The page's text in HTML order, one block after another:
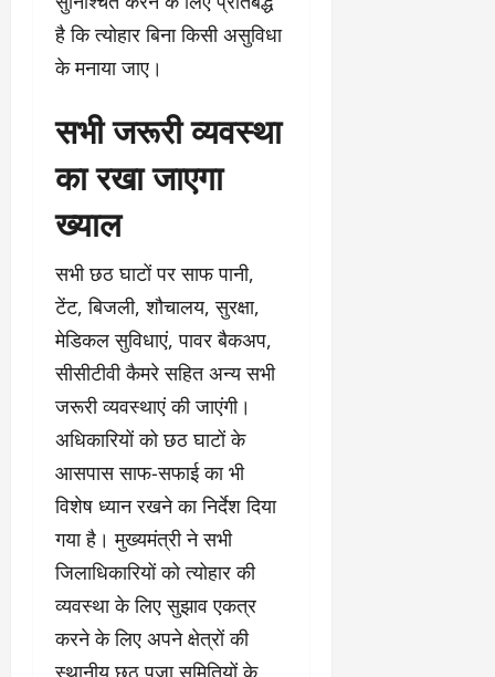
है कि त्योहार बिना किसी असुविधा
के मनाया जाए।
सभी जरूरी व्यवस्था
का रखा जाएगा
ख्याल
सभी छठ घाटों पर साफ पानी,
टेंट, बिजली, शौचालय, सुरक्षा,
मेडिकल सुविधाएं, पावर बैकअप,
सीसीटीवी कैमरे सहित अन्य सभी
जरूरी व्यवस्थाएं की जाएंगी।
अधिकारियों को छठ घाटों के
आसपास साफ-सफाई का भी
विशेष ध्यान रखने का निर्देश दिया
गया है। मुख्यमंत्री ने सभी
जिलाधिकारियों को त्योहार की
व्यवस्था के लिए सुझाव एकत्र
करने के लिए अपने क्षेत्रों की
स्थानीय छठ पूजा समितियों के